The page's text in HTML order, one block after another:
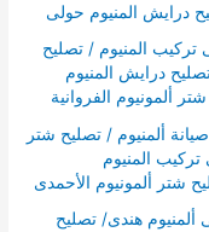
باكستانى حولى/69621887/ فنى تركيب المنيوم / تصليح
درايش المنيوم
درايش المنيوم الفروانية/69621887/ صيانة ألمنيوم / تصليح شتر
تركيب المنيوم
الأحمدى/69621887/ فنى ألمنيوم هندى/ تصليح